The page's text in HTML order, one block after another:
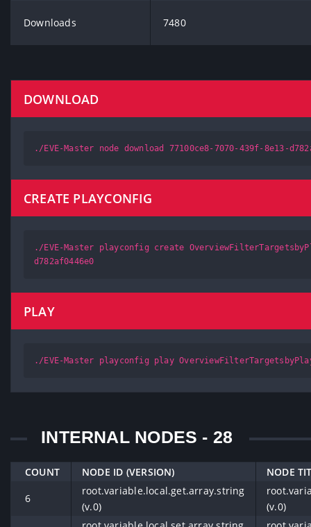
Downloads 7480
DOWNLOAD
./EVE-Master node download 77100ce8-7070-439f-8e13-
CREATE PLAYCONFIG
./EVE-Master playconfig create
d782af0446e0
PLAY
./EVE-Master playconfig play
INTERNAL NODES - 28
COUNT NODE ID (VERSION)
NODE
6
root.variable.local.get.array.string
(v.0)
(v.0)